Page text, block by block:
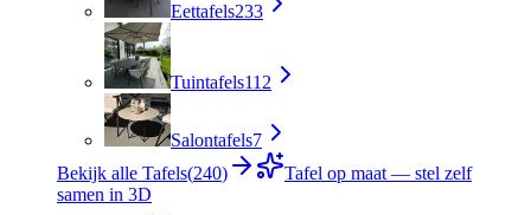
Eettafels233
Tuintafels112
Salontafels7
Bekijk alle Tafels(240)
Tafel op maat — stel zelf
samen in 3D